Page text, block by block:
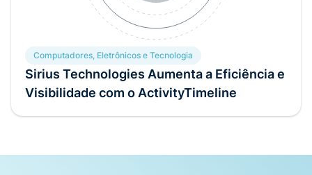
Computadores, Eletrônicos e Tecnologia
Sirius Technologies Aumenta a Eficiência e
Visibilidade com o ActivityTimeline